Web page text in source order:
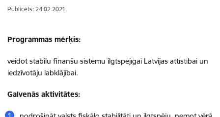
Publicēts: 24.02.2021.
Programmas mērķis:
veidot stabilu finanšu sistēmu ilgtspējīgai Latvijas attīstībai un
iedzīvotāju labklājībai.
Galvenās aktivitātes: